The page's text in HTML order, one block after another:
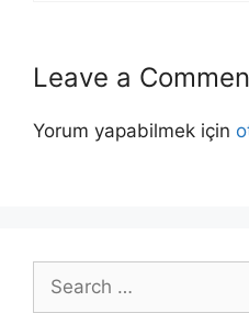
Leave a
Yorum yapabilmek için
for: